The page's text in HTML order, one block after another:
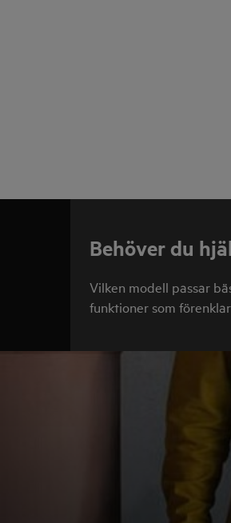
Behöver du
Vilken modell passar
funktioner som